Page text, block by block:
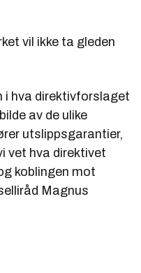
vil ikke ta gleden
i hva direktivforslaget
av de ulike
utslippsgarantier,
vet hva direktivet
koblingen mot
Magnus